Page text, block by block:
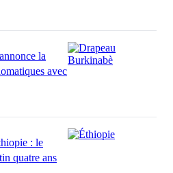
la
avec
: le
quatre ans